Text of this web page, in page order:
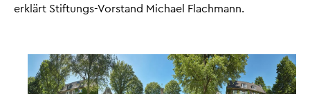
erklärt Stiftungs-Vorstand Michael Flachmann.